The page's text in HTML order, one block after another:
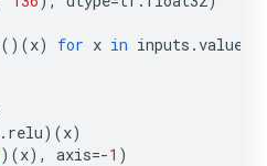
()(x) for x in inputs .values
. relu)(x)
)(x), axis=-1 )